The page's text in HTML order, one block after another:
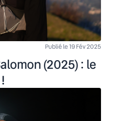
Publié le 19 Fév 2025
(2025) : le